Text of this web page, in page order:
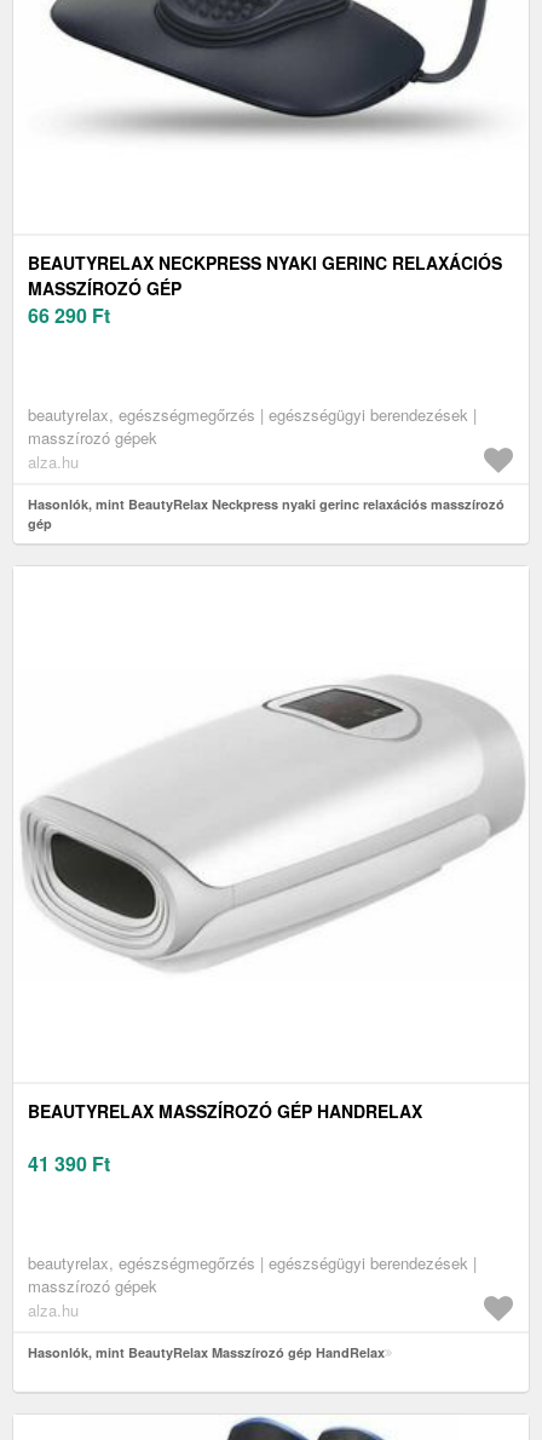
BEAUTYRELAX NECKPRESS NYAKI GERINC RELAXÁCIÓS
MASSZÍROZÓ GÉP
66 290 Ft
beautyrelax, egészségmegőrzés | egészségügyi berendezések |
masszírozó gépek
alza.hu
Hasonlók, mint BeautyRelax Neckpress nyaki gerinc relaxációs masszírozó
gép
BEAUTYRELAX MASSZÍROZÓ GÉP HANDRELAX
41 390 Ft
beautyrelax, egészségmegőrzés | egészségügyi berendezések |
masszírozó gépek
alza.hu
Hasonlók, mint BeautyRelax Masszírozó gép HandRelax